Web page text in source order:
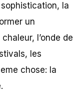
la
un
l’onde de
les
chose: la